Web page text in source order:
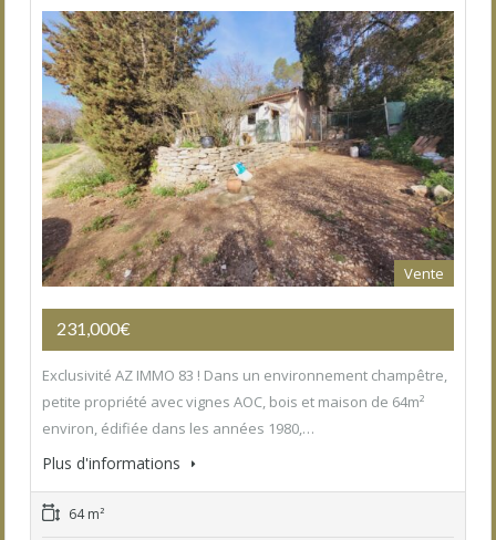
Vente
231,000€
Exclusivité AZ IMMO 83 ! Dans un environnement champêtre,
petite propriété avec vignes AOC, bois et maison de 64m²
environ, édifiée dans les années 1980,…
Plus d'informations
64 m²